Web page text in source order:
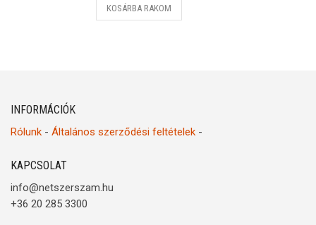
KOSÁRBA RAKOM
INFORMÁCIÓK
Rólunk - Általános szerződési feltételek -
KAPCSOLAT
info@netszerszam.hu
+36 20 285 3300